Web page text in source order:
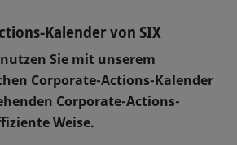
Kalender von SIX
Sie mit unserem
Corporate-Actions-Kalender
Corporate-Actions-
Weise.